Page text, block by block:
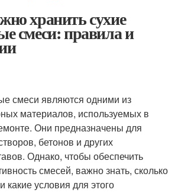
хранить сухие
смеси: правила и
смеси являются одними из
материалов, используемых в
Они предназначены для
бетонов и других
Однако, чтобы обеспечить
смесей, важно знать, сколько
какие условия для этого